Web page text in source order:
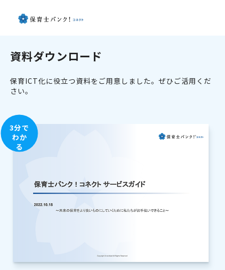
資料ダウンロード
保育ICT化に役立つ資料をご用意しました。ぜひご活用くだ
さい。
3分で
わか
る